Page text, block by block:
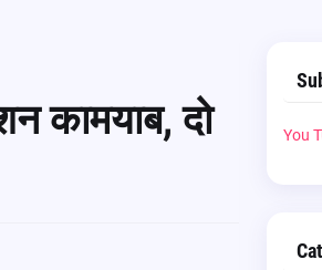
कामयाब, दो
You